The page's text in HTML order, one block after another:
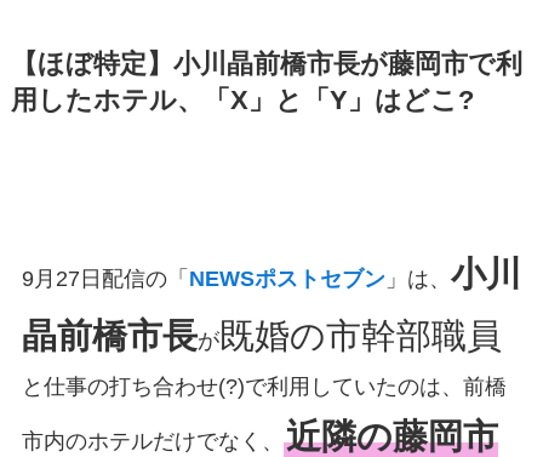
【ほぼ特定】小川晶前橋市長が藤岡市で利
用したホテル、「X」と「Y」はどこ?
9月27日配信の「 NEWSポストセブン」は、 小川
晶前橋市長が既婚の市幹部職員
と仕事の打ち合わせ(?)で利用していたのは、前橋
市内のホテルだけでなく、 近隣の藤岡市